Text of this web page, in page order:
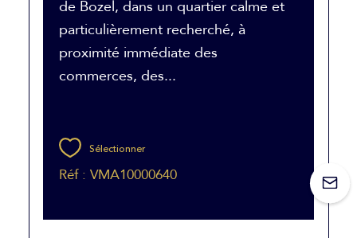
de Bozel, dans un quartier calme et
particulièrement recherché, à
proximité immédiate des
commerces, des...
Sélectionner
Réf : VMA10000640